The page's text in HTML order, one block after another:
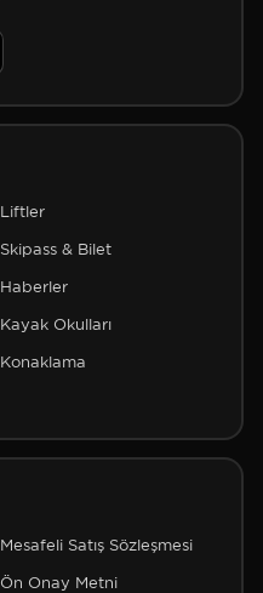
Liftler
Skipass & Bilet
Haberler
Kayak Okulları
Konaklama
Mesafeli Satış Sözleşmesi
Ön Onay Metni